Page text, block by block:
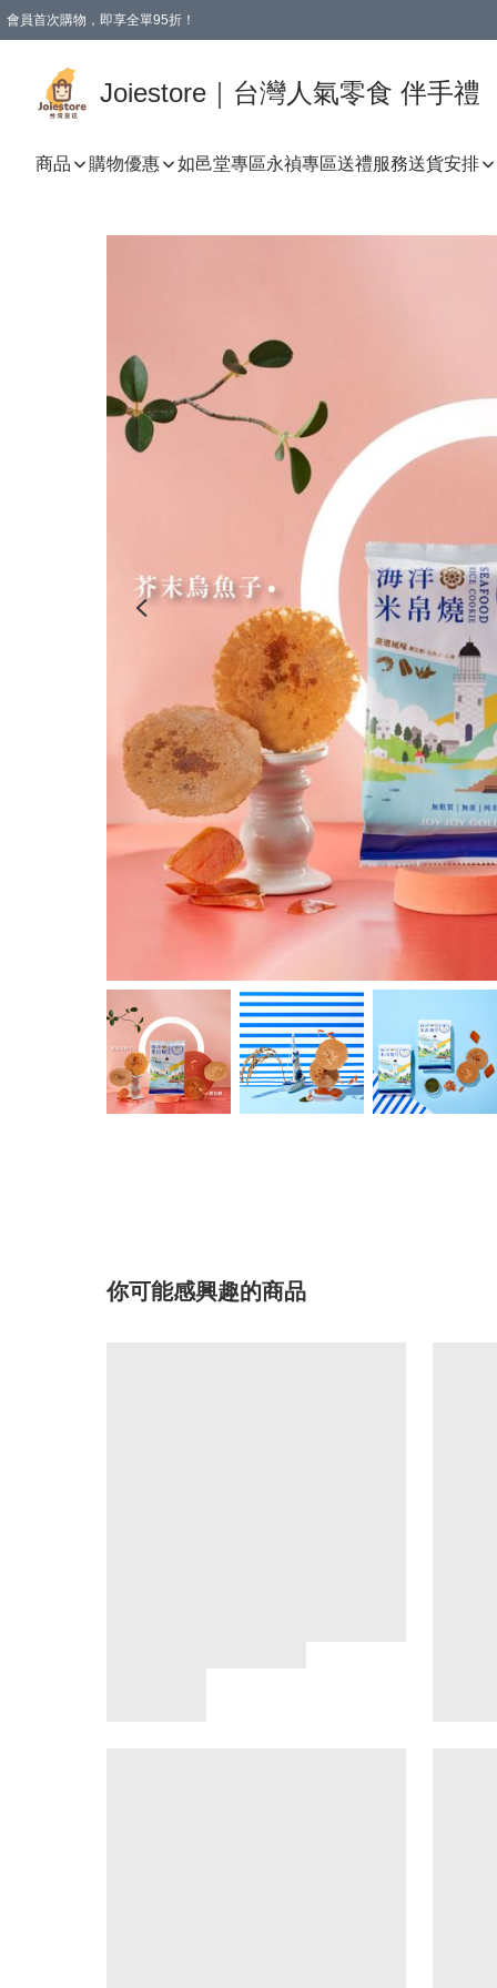
會員首次購物，即享全單95折！
Joiestore｜台灣人氣零食 伴手禮
商品 購物優惠 如邑堂專區永禎專區送禮服務送貨安排
你可能感興趣的商品